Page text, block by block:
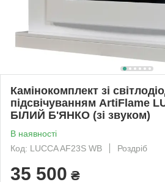
Камінокомплект зі
підсвічуванням ArtiFlame
БІЛИЙ Б'ЯНКО (зі звуком)
В наявності
Код: LUCCA AF23S WB
Роздріб
35 500 ₴